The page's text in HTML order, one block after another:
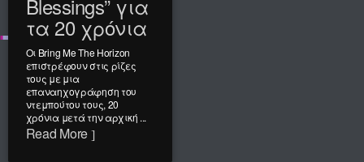
Blessings” για
τα 20 χρόνια
Οι Bring Me The Horizon
επιστρέφουν στις ρίζες
τους με μια
επαναηχογράφηση του
ντεμπούτου τους, 20
χρόνια μετά την αρχική ...
Read More